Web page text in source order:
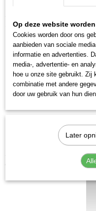
Productcode
2L03301
EAN code
8024986344226
Productcode leverancier
2L03301
Netto gewicht
0,02 Kg
Omschrijving
RL3 rechte verloop doorvoer 6-
Merk:
Metal Work
Diameter:6 mm
Diameter 2: 4 mm
Max. druk:16 bar
-20 °C
16,01 g
Op deze website
Cookies worden door ons
aanbieden van sociale
informatie en advertenties.
media-, advertentie- en
hoe u onze site gebruikt. Zij
combinatie met andere
door uw gebruik van hun
Later